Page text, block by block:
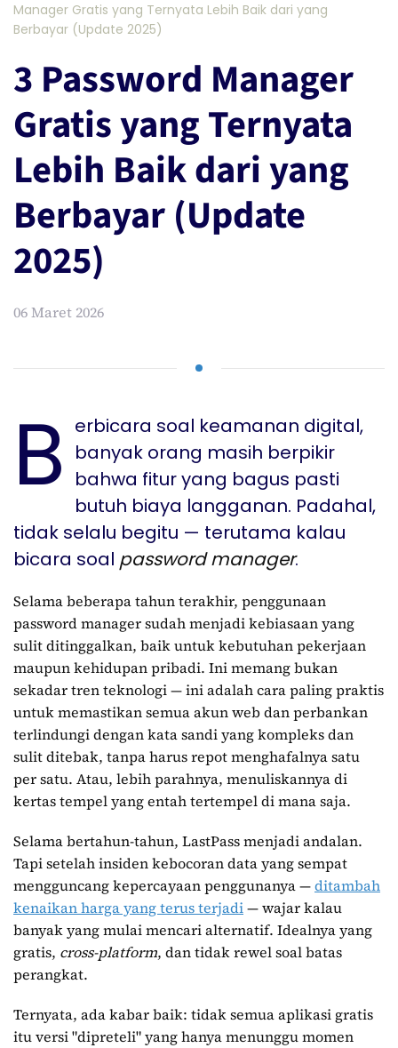
Manager Gratis yang Ternyata Lebih Baik dari yang
Berbayar (Update 2025)
3 Password Manager
Gratis yang Ternyata
Lebih Baik dari yang
Berbayar (Update
2025)
06 Maret 2026
B erbicara soal keamanan digital,
banyak orang masih berpikir
bahwa fitur yang bagus pasti
butuh biaya langganan. Padahal,
tidak selalu begitu — terutama kalau
bicara soal password manager.
Selama beberapa tahun terakhir, penggunaan
password manager sudah menjadi kebiasaan yang
sulit ditinggalkan, baik untuk kebutuhan pekerjaan
maupun kehidupan pribadi. Ini memang bukan
sekadar tren teknologi — ini adalah cara paling praktis
untuk memastikan semua akun web dan perbankan
terlindungi dengan kata sandi yang kompleks dan
sulit ditebak, tanpa harus repot menghafalnya satu
per satu. Atau, lebih parahnya, menuliskannya di
kertas tempel yang entah tertempel di mana saja.
Selama bertahun-tahun, LastPass menjadi andalan.
Tapi setelah insiden kebocoran data yang sempat
mengguncang kepercayaan penggunanya —ditambah
kenaikan harga yang terus terjadi— wajar kalau
banyak yang mulai mencari alternatif. Idealnya yang
gratis, cross-platform, dan tidak rewel soal batas
perangkat.
Ternyata, ada kabar baik: tidak semua aplikasi gratis
itu versi "dipreteli" yang hanya menunggu momen